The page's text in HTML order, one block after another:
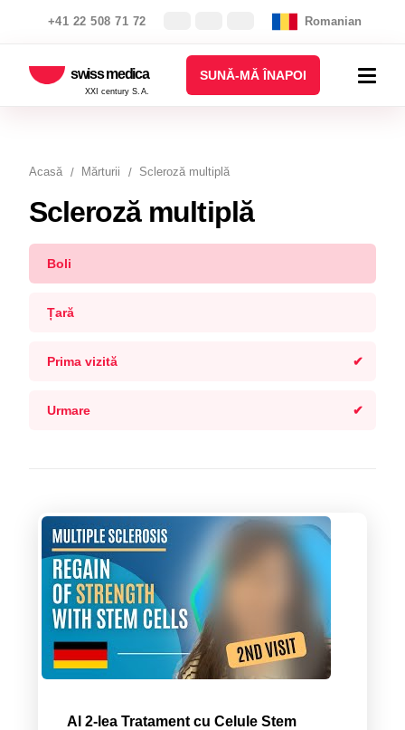
+41 22 508 71 72 Romanian
swiss medica
XXI century S.A.
SUNĂ-MĂ ÎNAPOI
Acasă Mărturii Scleroză multiplă
Scleroză multiplă
Boli
Țară
Prima vizită
Urmare
Al 2-lea Tratament cu Celule Stem